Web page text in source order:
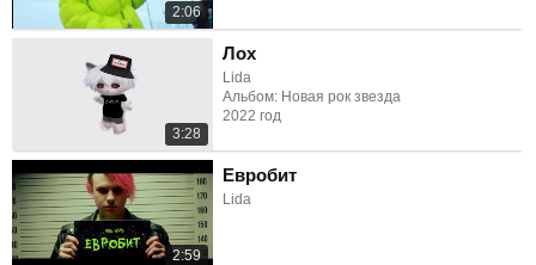
2:06
3:28
Лох
Lida
Альбом: Новая рок звезда
2022 год
2:59
Евробит
Lida